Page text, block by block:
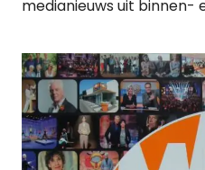
medianieuws uit binnen-